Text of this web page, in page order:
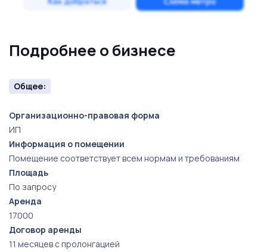
задачи по управлению магазином и обслуживанию
является высокая маржинальность, которая, при
грамотном подходе к ведению дел, позволит
значительно увеличить доходность. Это
предложение станет отличной возможностью для
тех, кто хочет войти в мир успешного бизнеса и
управлять перспективным проектом, имеющим все
шансы на дальнейшее развитие и рост!
Подробнее о бизнесе
Общее:
Организационно-правовая форма
ИП
Информация о помещении
Помещение соответствует всем нормам и требованиям
Площадь
По запросу
Аренда
17000
Договор аренды
11 месяцев с пролонгацией